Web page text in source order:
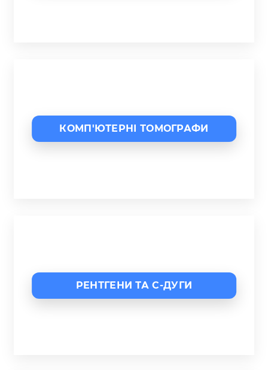
КОМП'ЮТЕРНІ ТОМОГРАФИ
РЕНТГЕНИ ТА C-ДУГИ